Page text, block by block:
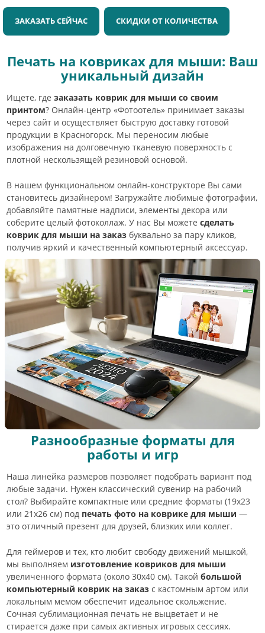
ЗАКАЗАТЬ СЕЙЧАС СКИДКИ ОТ КОЛИЧЕСТВА
Печать на ковриках для мыши: Ваш
уникальный дизайн
Ищете, где заказать коврик для мыши со своим
принтом? Онлайн-центр «Фотоотель» принимает заказы
через сайт и осуществляет быструю доставку готовой
продукции в Красногорск. Мы переносим любые
изображения на долговечную тканевую поверхность с
плотной нескользящей резиновой основой.
В нашем функциональном онлайн-конструкторе Вы сами
становитесь дизайнером! Загружайте любимые фотографии,
добавляйте памятные надписи, элементы декора или
соберите целый фотоколлаж. У нас Вы можете сделать
коврик для мыши на заказ буквально за пару кликов,
получив яркий и качественный компьютерный аксессуар.
Разнообразные форматы для
работы и игр
Наша линейка размеров позволяет подобрать вариант под
любые задачи. Нужен классический сувенир на рабочий
стол? Выбирайте компактные или средние форматы (19х23
или 21х26 см) под печать фото на коврике для мыши —
это отличный презент для друзей, близких или коллег.
Для геймеров и тех, кто любит свободу движений мышкой,
мы выполняем изготовление ковриков для мыши
увеличенного формата (около 30х40 см). Такой большой
компьютерный коврик на заказ с кастомным артом или
локальным мемом обеспечит идеальное скольжение.
Сочная сублимационная печать не выцветает и не
стирается даже при самых активных игровых сессиях.